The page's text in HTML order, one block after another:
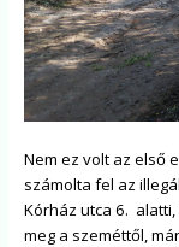
Nem ez volt az első
számolta fel az
Kórház utca 6.
meg a szeméttől,